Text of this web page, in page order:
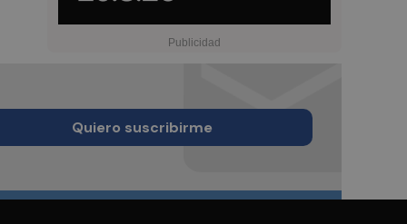
Quiero suscribirme